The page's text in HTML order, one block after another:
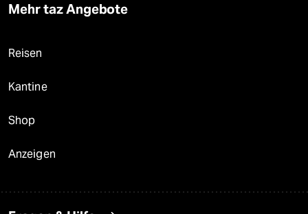
Mehr taz Angebote
Reisen
Kantine
Shop
Anzeigen